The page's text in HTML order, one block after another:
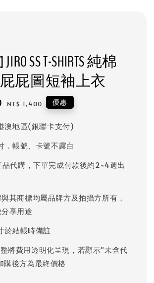
JIRO SS T-SHIRTS 純棉
屁圖短袖上衣
Regular
NT$ 1,400 優惠
澳地區(銀聯卡支付)
，帳號、卡號不露白
品代購，下單完成付款後約2~4週出
其商標均屬品牌方及拍攝方所有，
享用途
於結帳時備註
將費用透明化呈現，若顯示"未含代
購後方為最終價格